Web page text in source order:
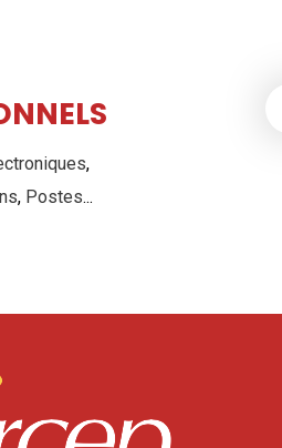
,
, Postes...